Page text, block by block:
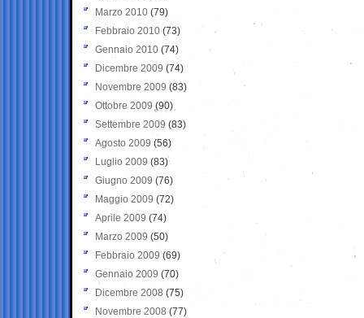
Marzo 2010 (79)
Febbraio 2010 (73)
Gennaio 2010 (74)
Dicembre 2009 (74)
Novembre 2009 (83)
Ottobre 2009 (90)
Settembre 2009 (83)
Agosto 2009 (56)
Luglio 2009 (83)
Giugno 2009 (76)
Maggio 2009 (72)
Aprile 2009 (74)
Marzo 2009 (50)
Febbraio 2009 (69)
Gennaio 2009 (70)
Dicembre 2008 (75)
Novembre 2008 (77)